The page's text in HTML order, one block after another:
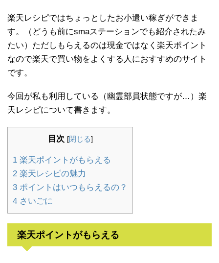
楽天レシピではちょっとしたお小遣い稼ぎができま
す。（どうも前にsmaステーションでも紹介されたみ
たい）ただしもらえるのは現金ではなく楽天ポイント
なので楽天で買い物をよくする人におすすめのサイト
です。
今回が私も利用している（幽霊部員状態ですが…）楽
天レシピについて書きます。
目次 [閉じる]
1 楽天ポイントがもらえる
2 楽天レシピの魅力
3 ポイントはいつもらえるの？
4 さいごに
楽天ポイントがもらえる